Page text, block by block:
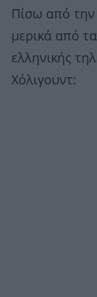
Πίσω από την
μερικά από
ελληνικής
Χόλιγουντ: